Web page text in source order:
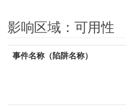
影响区域：可用性
事件名称（陷阱名称）